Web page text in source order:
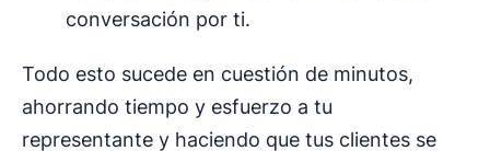
conversación por ti.
Todo esto sucede en cuestión de minutos,
ahorrando tiempo y esfuerzo a tu
representante y haciendo que tus clientes se